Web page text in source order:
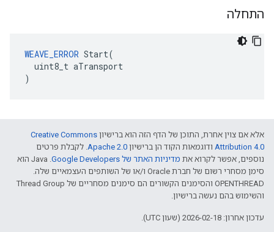
התחלה
WEAVE_ERROR Start(
  uint8_t aTransport
)
אלא אם צוין אחרת, התוכן של הדף הזה הוא ברישיון Creative Commons
Attribution 4.0‏ ודוגמאות הקוד הן ברישיון Apache 2.0‏. לקבלת פרטים
נוספים, אפשר לקרוא את מדיניות האתר של Google Developers‏
.‏ Java הוא
סימן מסחרי רשום של חברת Oracle ו/או של השותפים העצמאיים שלה.
‫OPENTHREAD והסימנים הקשורים הם סימנים מסחריים של Thread Group
והשימוש בהם נעשה ברישיון.
עדכון אחרון: 2026-02-18 (שעון UTC).